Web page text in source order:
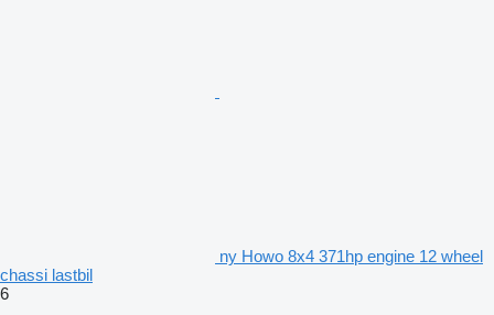
ny Howo 8x4 371hp engine 12 wheel
chassi lastbil
6